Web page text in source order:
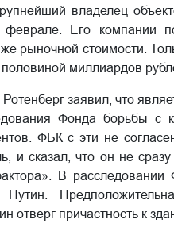
владелец
Его компании
рыночной стоимости.
миллиардов
заявил, что
Фонда борьбы с
ФБК с эти не
и сказал, что он не
В
отверг причастность к